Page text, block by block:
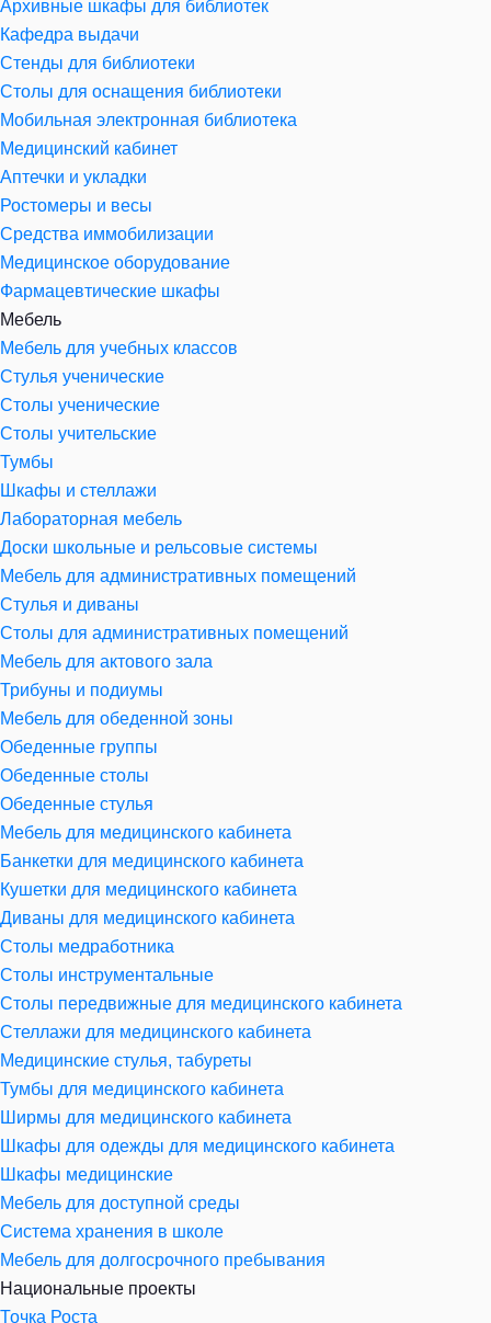
Архивные шкафы для библиотек
Кафедра выдачи
Стенды для библиотеки
Столы для оснащения библиотеки
Мобильная электронная библиотека
Медицинский кабинет
Аптечки и укладки
Ростомеры и весы
Средства иммобилизации
Медицинское оборудование
Фармацевтические шкафы
Мебель
Мебель для учебных классов
Стулья ученические
Столы ученические
Столы учительские
Тумбы
Шкафы и стеллажи
Лабораторная мебель
Доски школьные и рельсовые системы
Мебель для административных помещений
Стулья и диваны
Столы для административных помещений
Мебель для актового зала
Трибуны и подиумы
Мебель для обеденной зоны
Обеденные группы
Обеденные столы
Обеденные стулья
Мебель для медицинского кабинета
Банкетки для медицинского кабинета
Кушетки для медицинского кабинета
Диваны для медицинского кабинета
Столы медработника
Столы инструментальные
Столы передвижные для медицинского кабинета
Стеллажи для медицинского кабинета
Медицинские стулья, табуреты
Тумбы для медицинского кабинета
Ширмы для медицинского кабинета
Шкафы для одежды для медицинского кабинета
Шкафы медицинские
Мебель для доступной среды
Система хранения в школе
Мебель для долгосрочного пребывания
Национальные проекты
Точка Роста